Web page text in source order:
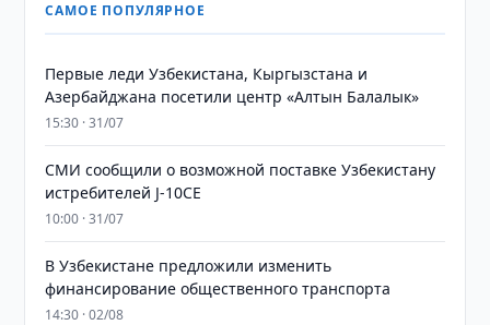
САМОЕ ПОПУЛЯРНОЕ
Первые леди Узбекистана, Кыргызстана и
Азербайджана посетили центр «Алтын Балалык»
15:30 · 31/07
СМИ сообщили о возможной поставке Узбекистану
истребителей J-10CE
10:00 · 31/07
В Узбекистане предложили изменить
финансирование общественного транспорта
14:30 · 02/08